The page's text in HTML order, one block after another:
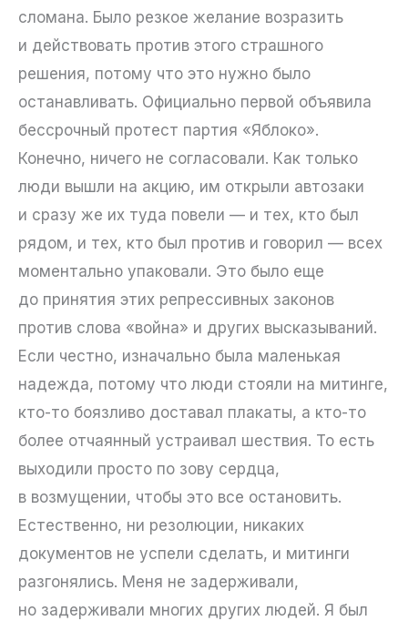
сломана. Было резкое желание возразить
и действовать против этого страшного
решения, потому что это нужно было
останавливать. Официально первой объявила
бессрочный протест партия «Яблоко».
Конечно, ничего не согласовали. Как только
люди вышли на акцию, им открыли автозаки
и сразу же их туда повели — и тех, кто был
рядом, и тех, кто был против и говорил — всех
моментально упаковали. Это было еще
до принятия этих репрессивных законов
против слова «война» и других высказываний.
Если честно, изначально была маленькая
надежда, потому что люди стояли на митинге,
кто-то боязливо доставал плакаты, а кто-то
более отчаянный устраивал шествия. То есть
выходили просто по зову сердца,
в возмущении, чтобы это все остановить.
Естественно, ни резолюции, никаких
документов не успели сделать, и митинги
разгонялись. Меня не задерживали,
но задерживали многих других людей. Я был